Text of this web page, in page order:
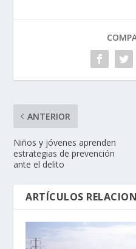
ANTERIOR
Niños y jóvenes aprenden
estrategias de prevención
ante el delito
ARTÍCULOS